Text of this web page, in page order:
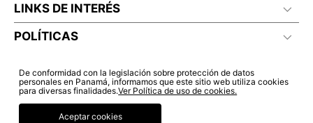
LINKS DE INTERÉS
POLÍTICAS
De conformidad con la legislación sobre protección de datos
personales en Panamá, informamos que este sitio web utiliza cookies
para diversas finalidades.Ver Política de uso de cookies.
Aceptar cookies